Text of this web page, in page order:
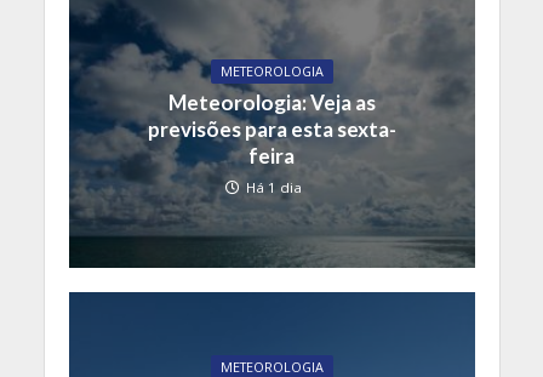
METEOROLOGIA
Meteorologia: Veja as
previsões para esta sexta-
feira
Há 1 dia
METEOROLOGIA